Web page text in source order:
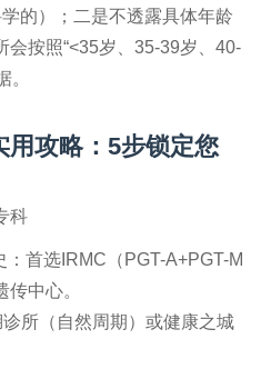
的）；二是不透露具体年龄
按照“<35岁、35-39岁、40-
。
用攻略：5步锁定您
科
：首选IRMC（PGT-A+PGT-M
中心。
所（自然周期）或健康之城